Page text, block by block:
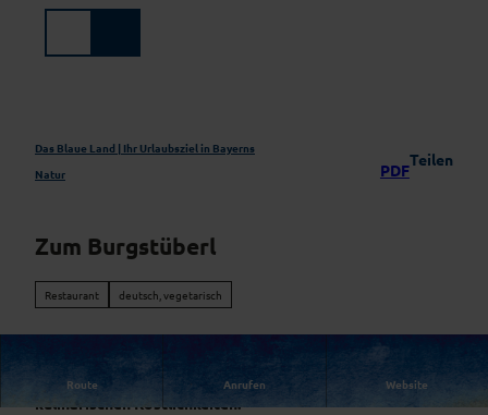
Das Blaue Land | Ihr Urlaubsziel in Bayerns
Natur
PDF
Teilen
Zum Burgstüberl
Restaurant deutsch, vegetarisch
Route Anrufen Website
Auf der Halbinsel Burg verwöhnt Sie das Burgstüberl mit
kulinarischen Köstlichkeiten.